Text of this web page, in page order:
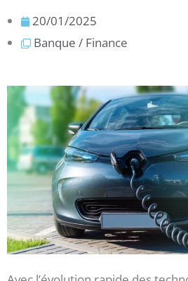
20/01/2025
Banque / Finance